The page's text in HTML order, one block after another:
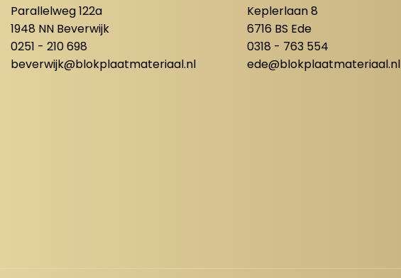
Parallelweg 122a
1948 NN Beverwijk
0251 - 210 698
beverwijk@blokplaatmateriaal.nl
Keplerlaan 8
6716 BS Ede
0318 - 763 554
ede@blokplaatmateriaal.nl